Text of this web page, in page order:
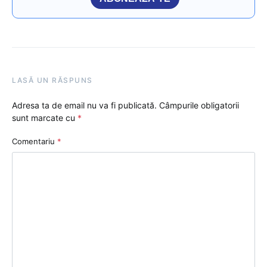
LASĂ UN RĂSPUNS
Adresa ta de email nu va fi publicată. Câmpurile obligatorii
sunt marcate cu *
Comentariu *